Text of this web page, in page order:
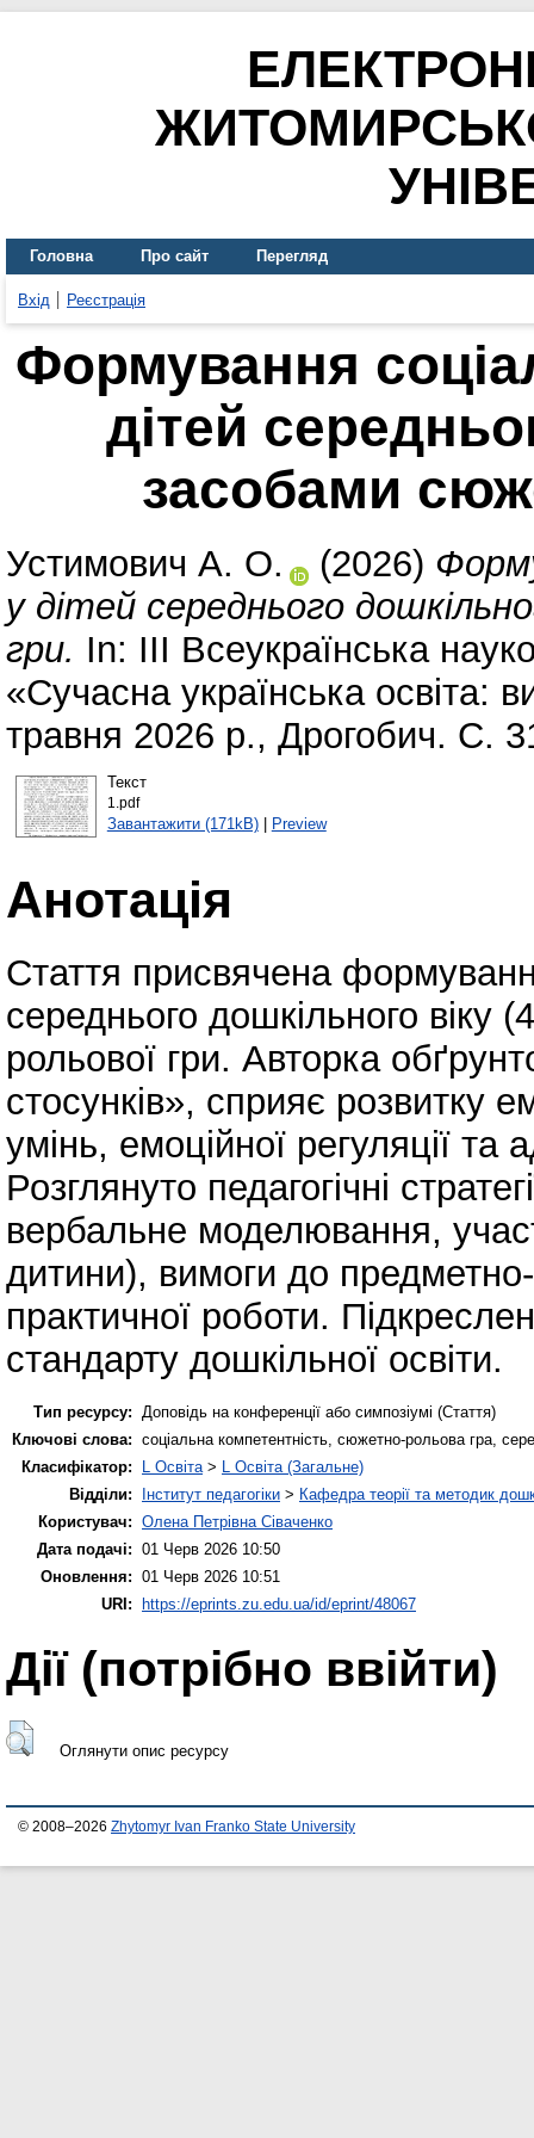
Головна Про сайт Перегляд
Вхід Реєстрація
Формування
дітей
засобами
Устимович А. О. (2026)
у дітей середнього
гри. In: ІІІ Всеукраїнська
«Сучасна українська освіта:
травня 2026 р., Дрогобич. С.
Текст
1.pdf
Завантажити (171kB)| Preview
Анотація
Стаття присвячена
середнього дошкільного віку
рольової гри. Авторка
стосунків», сприяє розвитку
умінь, емоційної регуляції та
Розглянуто педагогічні
вербальне моделювання,
дитини), вимоги до
практичної роботи.
стандарту дошкільної освіти.
Тип ресурсу:
Доповідь на конференції або симпозіумі (Стаття)
Ключові слова: соціальна компетентність, сюжетно-рольова гра,
Класифікатор:
L Освіта > L Освіта (Загальне)
Відділи:
Інститут педагогіки > Кафедра теорії та методик
Користувач: Олена Петрівна Сіваченко
Дата подачі: 01 Черв 2026 10:50
Оновлення: 01 Черв 2026 10:51
URI: https://eprints.zu.edu.ua/id/eprint/48067
Дії ​​(потрібно ввійти)
Оглянути опис ресурсу
© 2008–2026 Zhytomyr Ivan Franko State University